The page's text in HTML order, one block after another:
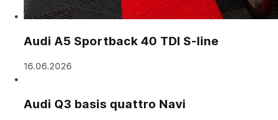
Audi A5 Sportback 40 TDI S-line
16.06.2026
Audi Q3 basis quattro Navi